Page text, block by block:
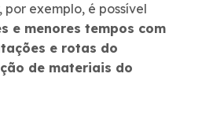
exemplo, é possível
e menores tempos com
e rotas do
de materiais do